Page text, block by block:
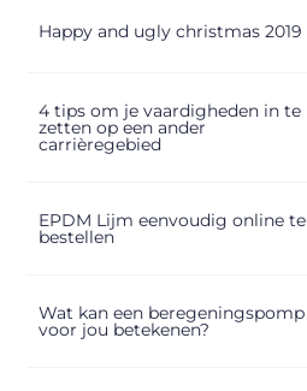
Happy and ugly christmas 2019
4 tips om je vaardigheden in te
zetten op een ander
carrièregebied
EPDM Lijm eenvoudig online te
bestellen
Wat kan een beregeningspomp
voor jou betekenen?